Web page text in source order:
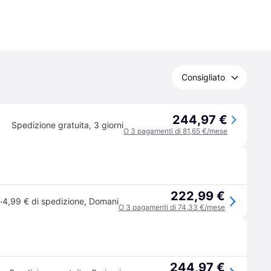
Consigliato
Spedizione gratuita, 3 giorni 244,97 €
O 3 pagamenti di 81,65 €/mese
·4,99 € di spedizione, Domani 222,99 €
O 3 pagamenti di 74,33 €/mese
244,97 €